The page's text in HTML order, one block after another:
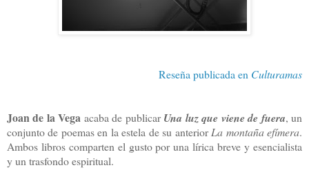
Reseña publicada en Culturamas
Joan de la Vega acaba de publicar Una luz que viene de fuera, un
conjunto de poemas en la estela de su anterior La montaña efímera.
Ambos libros comparten el gusto por una lírica breve y esencialista
y un trasfondo espiritual.